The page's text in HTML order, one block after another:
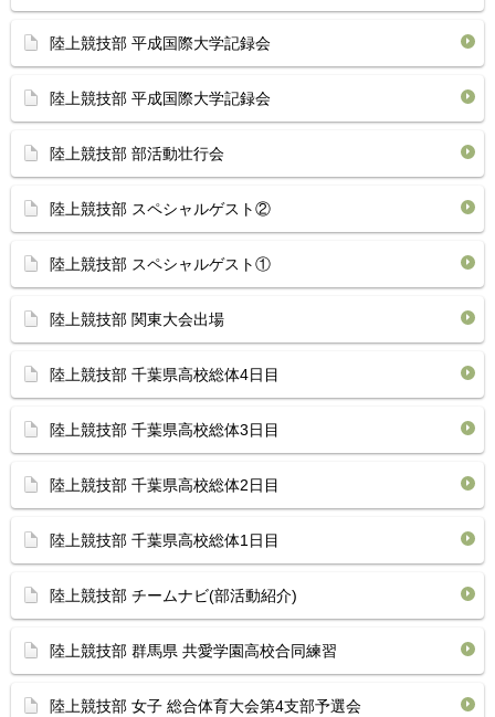
陸上競技部 平成国際大学記録会
陸上競技部 平成国際大学記録会
陸上競技部 部活動壮行会
陸上競技部 スペシャルゲスト②
陸上競技部 スペシャルゲスト①
陸上競技部 関東大会出場
陸上競技部 千葉県高校総体4日目
陸上競技部 千葉県高校総体3日目
陸上競技部 千葉県高校総体2日目
陸上競技部 千葉県高校総体1日目
陸上競技部 チームナビ(部活動紹介)
陸上競技部 群馬県 共愛学園高校合同練習
陸上競技部 女子 総合体育大会第4支部予選会